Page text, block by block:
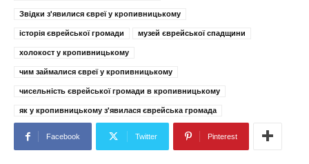
Звідки з'явилися євреї у кропивницькому
історія єврейської громади музей єврейської спадщини
холокост у кропивницькому
чим займалися євреї у кропивницькому
чисельність єврейської громади в кропивницькому
як у кропивницькому з'явилася єврейська громада
Facebook Twitter Pinterest